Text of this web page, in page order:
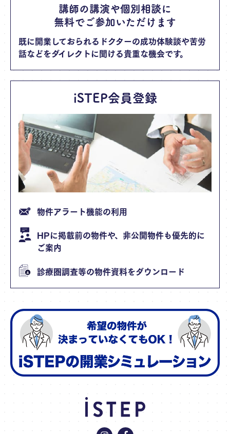
講師の講演や個別相談に
無料でご参加いただけます
既に開業しておられるドクターの成功体験談や苦労
話などをダイレクトに聞ける貴重な機会です。
iSTEP会員登録
物件アラート機能の利用
HPに掲載前の物件や、非公開物件も優先的に
ご案内
診療圏調査等の物件資料をダウンロード